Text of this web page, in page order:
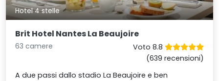
Hotel 4 stelle
Brit Hotel Nantes La Beaujoire
63 camere
Voto 8.8
(639 recensioni)
A due passi dallo stadio La Beaujoire e ben